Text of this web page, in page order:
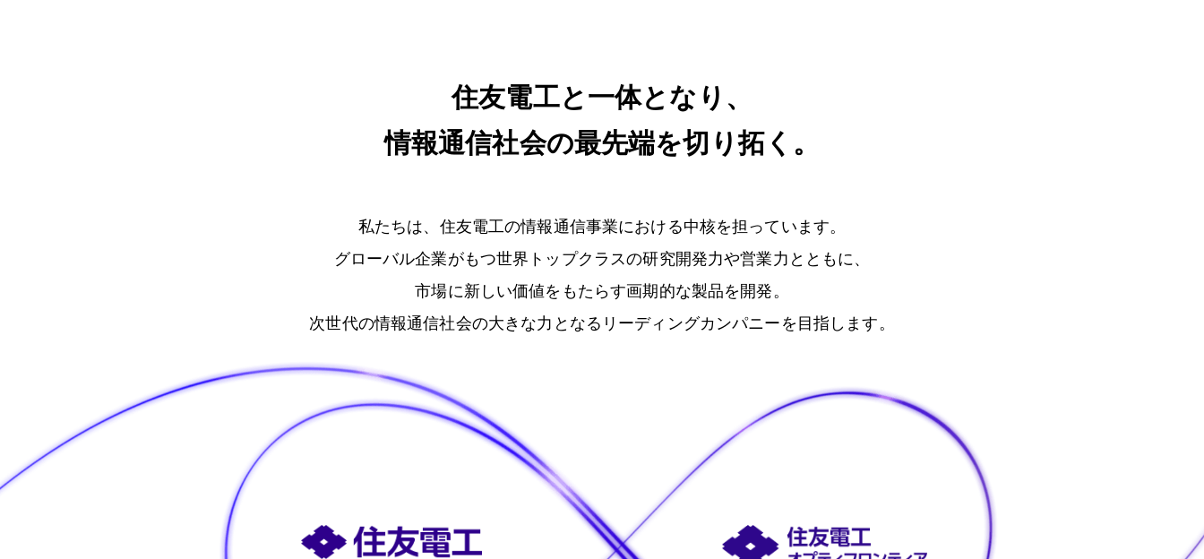
住友電工と一体となり、
情報通信社会の最先端を切り拓く。
私たちは、住友電工の情報通信事業における中核を担っています。
グローバル企業がもつ世界トップクラスの研究開発力や営業力とともに、
市場に新しい価値をもたらす画期的な製品を開発。
次世代の情報通信社会の大きな力となるリーディングカンパニーを目指します。